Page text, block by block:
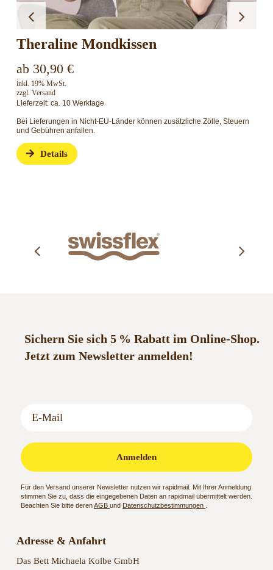
169,00€
inkl. 19% MwSt.
zzgl.Versand
Bei Lieferungen in Nicht-EU-Länder können zusätzliche Zölle, Steuern
und Gebühren anfallen.
Details
Sichern Sie sich 5 % Rabatt im Online-Shop.
Jetzt zum Newsletter anmelden!
Anmelden
Für den Versand unserer Newsletter nutzen wir rapidmail. Mit Ihrer Anmeldung
stimmen Sie zu, dass die eingegebenen Daten an rapidmail übermittelt werden.
Beachten Sie bitte derenAGB und Datenschutzbestimmungen .
Adresse & Anfahrt
Das Bett Michaela Kolbe GmbH